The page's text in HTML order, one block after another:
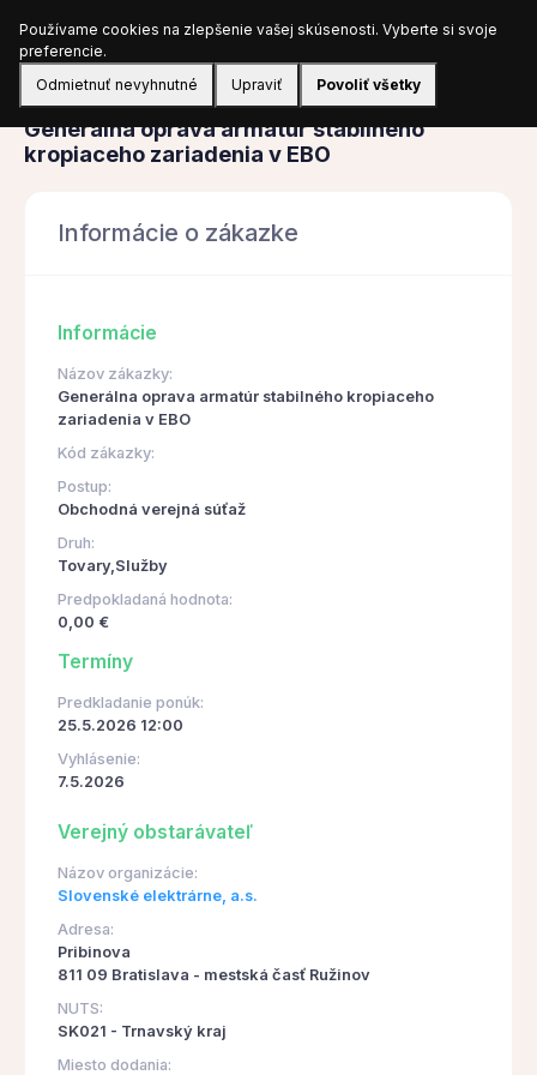
Prihlásiť sa
Obstarávanie
Generálna oprava armatúr stabilného
kropiaceho zariadenia v EBO
Informácie o zákazke
Informácie
Názov zákazky:
Generálna oprava armatúr stabilného kropiaceho
zariadenia v EBO
Kód zákazky:
Postup:
Obchodná verejná súťaž
Druh:
Tovary,Služby
Predpokladaná hodnota:
0,00 €
Termíny
Predkladanie ponúk:
25.5.2026 12:00
Vyhlásenie:
7.5.2026
Verejný obstarávateľ
Názov organizácie:
Slovenské elektrárne, a.s.
Adresa:
Pribinova
811 09 Bratislava - mestská časť Ružinov
NUTS:
SK021 - Trnavský kraj
Miesto dodania:
Používame cookies na zlepšenie vašej skúsenosti. Vyberte si svoje
preferencie.
Odmietnuť nevyhnutné
Upraviť Povoliť všetky